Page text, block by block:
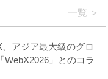
一覧
アジア最大級のグロ
WebX2026」とのコラ